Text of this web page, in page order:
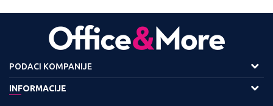
PODACI KOMPANIJE
Adresa :
INFORMACIJE